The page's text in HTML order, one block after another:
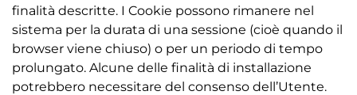
finalità descritte. I Cookie possono rimanere nel
sistema per la durata di una sessione (cioè quando il
browser viene chiuso) o per un periodo di tempo
prolungato. Alcune delle finalità di installazione
potrebbero necessitare del consenso dell’Utente.